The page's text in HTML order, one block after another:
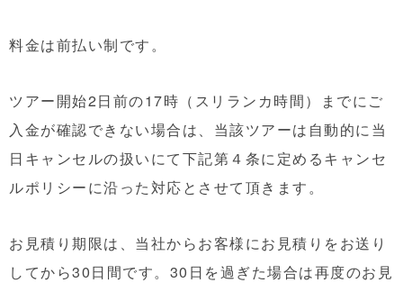
料金は前払い制です。
ツアー開始2日前の17時（スリランカ時間）までにご
入金が確認できない場合は、当該ツアーは自動的に当
日キャンセルの扱いにて下記第４条に定めるキャンセ
ルポリシーに沿った対応とさせて頂きます。
お見積り期限は、当社からお客様にお見積りをお送り
してから30日間です。30日を過ぎた場合は再度のお見